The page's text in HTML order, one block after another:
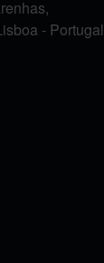
- Portugal